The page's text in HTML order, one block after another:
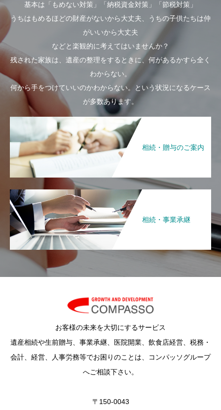
基本は「もめない対策」「納税資金対策」「節税対策」
うちはもめるほどの財産がないから大丈夫、うちの子供たちは仲
がいいから大丈夫
などと楽観的に考えてはいませんか？
残された家族は、遺産の整理をするときに、何があるかすら全く
わからない。
何から手をつけていいのかわからない。という状況になるケース
が多数あります。
相続・贈与のご案内
相続・事業承継
お客様の未来を大切にするサービス
遺産相続や生前贈与、事業承継、医院開業、飲食店経営、税務・
会計、経営、人事労務等でお困りのことは、コンパッソグループ
へご相談下さい。
〒150-0043